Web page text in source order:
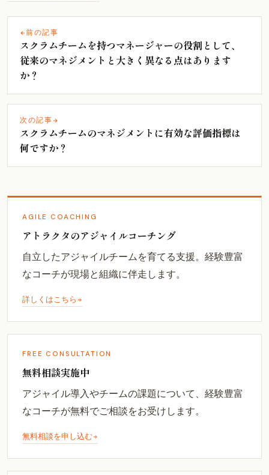
前の記事
スクラムチームを持つマネージャーの役割として、
従来のマネジメントと大きく異なる点はあります
か？
次の記事
スクラムチームのマネジメントに有効な評価指標は
何ですか？
AGILE COACHING
アトラクタのアジャイルコーチング
自立したアジャイルチームを育てる支援。経験豊富
なコーチが現場と組織に伴走します。
詳しくはこちら
FREE CONSULTATION
無料相談実施中
アジャイル導入やチームの課題について、経験豊富
なコーチが無料でご相談をお受けします。
無料相談を申し込む